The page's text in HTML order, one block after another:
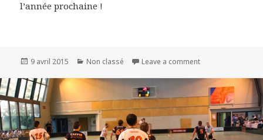
l’année prochaine !
Publié
9 avril 2015 Catégories
Non classé Leave a comment